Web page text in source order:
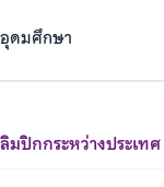
อุดมศึกษา
ปิกกระหว่างประเท